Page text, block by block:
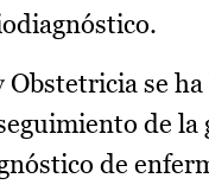
Obstetricia se
de la
de